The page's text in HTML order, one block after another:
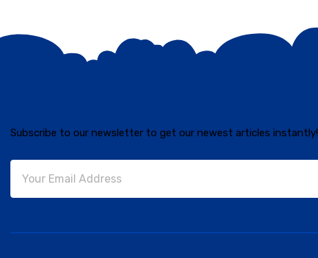
Subscribe to our newsletter to get our newest articles instantly!